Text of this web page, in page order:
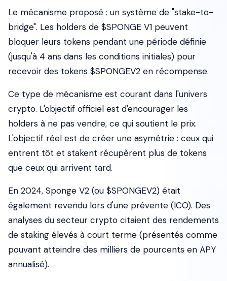
Le mécanisme proposé : un système de "stake-to-
bridge". Les holders de $SPONGE V1 peuvent
bloquer leurs tokens pendant une période définie
(jusqu'à 4 ans dans les conditions initiales) pour
recevoir des tokens $SPONGEV2 en récompense.
Ce type de mécanisme est courant dans l'univers
crypto. L'objectif officiel est d'encourager les
holders à ne pas vendre, ce qui soutient le prix.
L'objectif réel est de créer une asymétrie : ceux qui
entrent tôt et stakent récupèrent plus de tokens
que ceux qui arrivent tard.
En 2024, Sponge V2 (ou $SPONGEV2) était
également revendu lors d'une prévente (ICO). Des
analyses du secteur crypto citaient des rendements
de staking élevés à court terme (présentés comme
pouvant atteindre des milliers de pourcents en APY
annualisé).